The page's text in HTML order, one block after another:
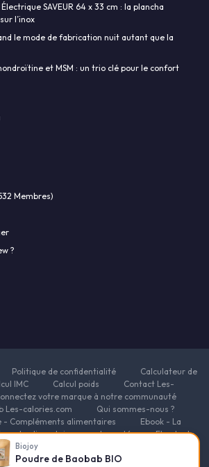
Biojoy
Poudre de Baobab BIO
SAVEUR 64 x 33 cm : la plancha
l’inox
le mode de fabrication nuit autant que la
et MSM : un trio clé pour le confort
Membres)
?
Politique de confidentialité
Calculateur de
IMC Calcul poids
Contact Les-
votre marque à notre communauté
Les-calories.com
Qui sommes-nous ?
- Compléments alimentaires
Ebook - La
alimentaires pour la santé
Ebook - le
de la nutrition
Ebook - Nutrition et compléments